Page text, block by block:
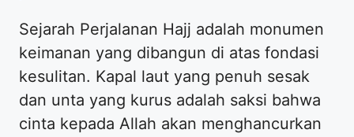
Sejarah Perjalanan Hajj adalah monumen
keimanan yang dibangun di atas fondasi
kesulitan. Kapal laut yang penuh sesak
dan unta yang kurus adalah saksi bahwa
cinta kepada Allah akan menghancurkan